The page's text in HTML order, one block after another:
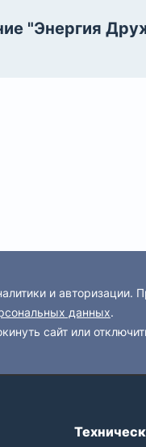
"Энергия
и авторизации.
данных.
сайт или